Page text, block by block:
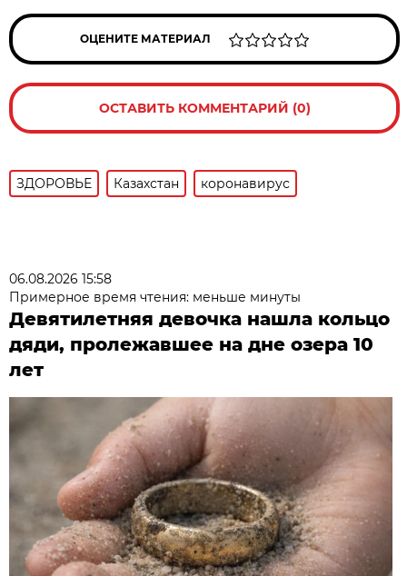
ОЦЕНИТЕ МАТЕРИАЛ
ОСТАВИТЬ КОММЕНТАРИЙ (0)
ЗДОРОВЬЕ Казахстан коронавирус
06.08.2026 15:58
Примерное время чтения: меньше минуты
Девятилетняя девочка нашла кольцо
дяди, пролежавшее на дне озера 10
лет